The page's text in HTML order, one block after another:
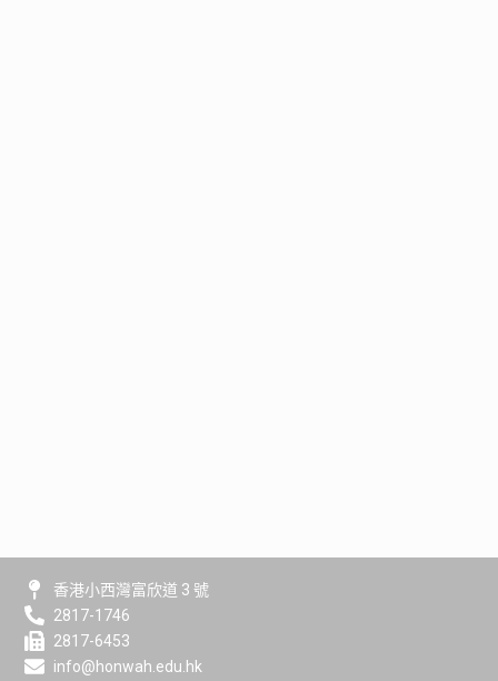
香港小西灣富欣道 3 號
2817-1746
2817-6453
info@honwah.edu.hk